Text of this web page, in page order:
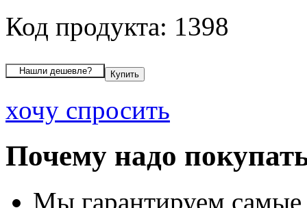
Код продукта: 1398
хочу спросить
Почему надо
Мы гарантируем